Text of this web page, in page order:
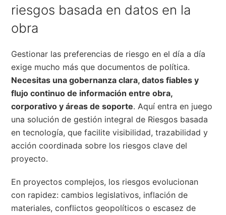
riesgos basada en datos en la
obra
Gestionar las preferencias de riesgo en el día a día
exige mucho más que documentos de política.
Necesitas una gobernanza clara, datos fiables y
flujo continuo de información entre obra,
corporativo y áreas de soporte. Aquí entra en juego
una solución de gestión integral de Riesgos basada
en tecnología, que facilite visibilidad, trazabilidad y
acción coordinada sobre los riesgos clave del
proyecto.
En proyectos complejos, los riesgos evolucionan
con rapidez: cambios legislativos, inflación de
materiales, conflictos geopolíticos o escasez de